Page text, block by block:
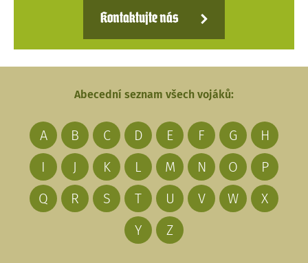
Kontaktujte nás
Abecední seznam všech vojáků:
A B C D E F G
H
I
J K L M N O
P
Q
R S T U V W
X
Y
Z